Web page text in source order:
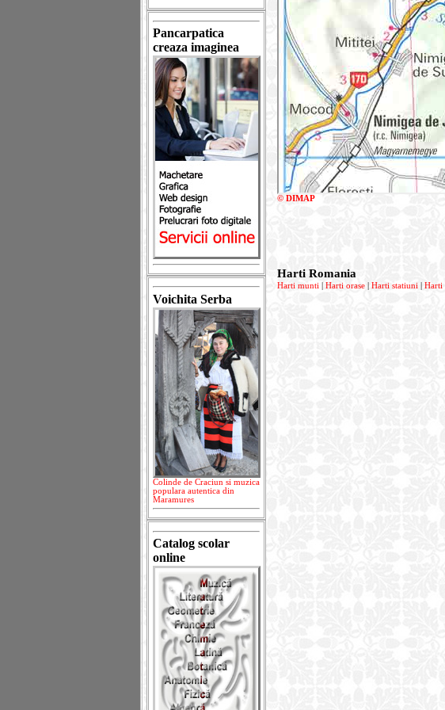
Pancarpatica
creaza imaginea
Voichita Serba
Colinde de Craciun si muzica
populara autentica din
Maramures
Catalog scolar
online
© DIMAP
Harti Romania
Harti munti Harti orase| Harti statiuni Harti